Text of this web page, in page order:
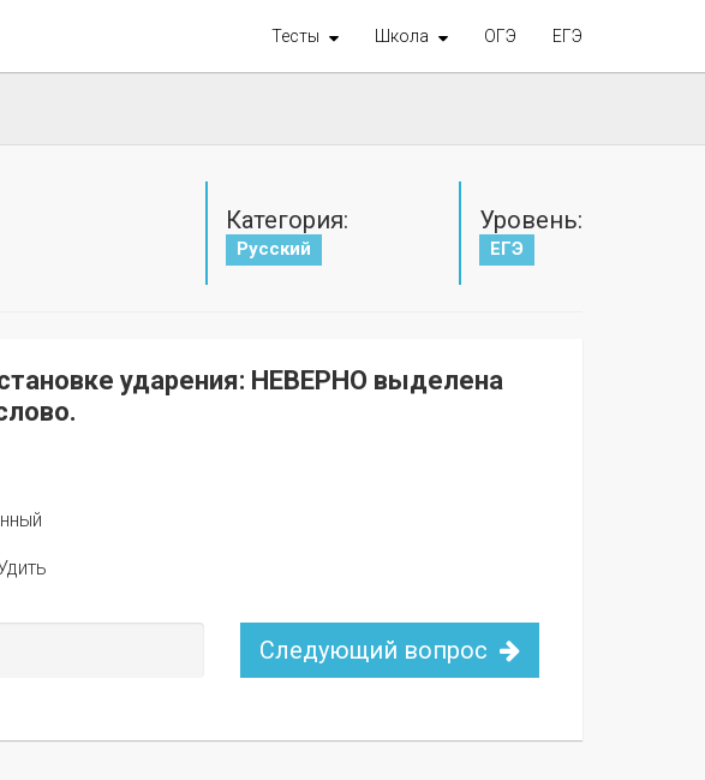
Тесты Школа ОГЭ ЕГЭ
Категория:
Русский
Уровень:
ЕГЭ
ударения: НЕВЕРНО выделена
Следующий вопрос